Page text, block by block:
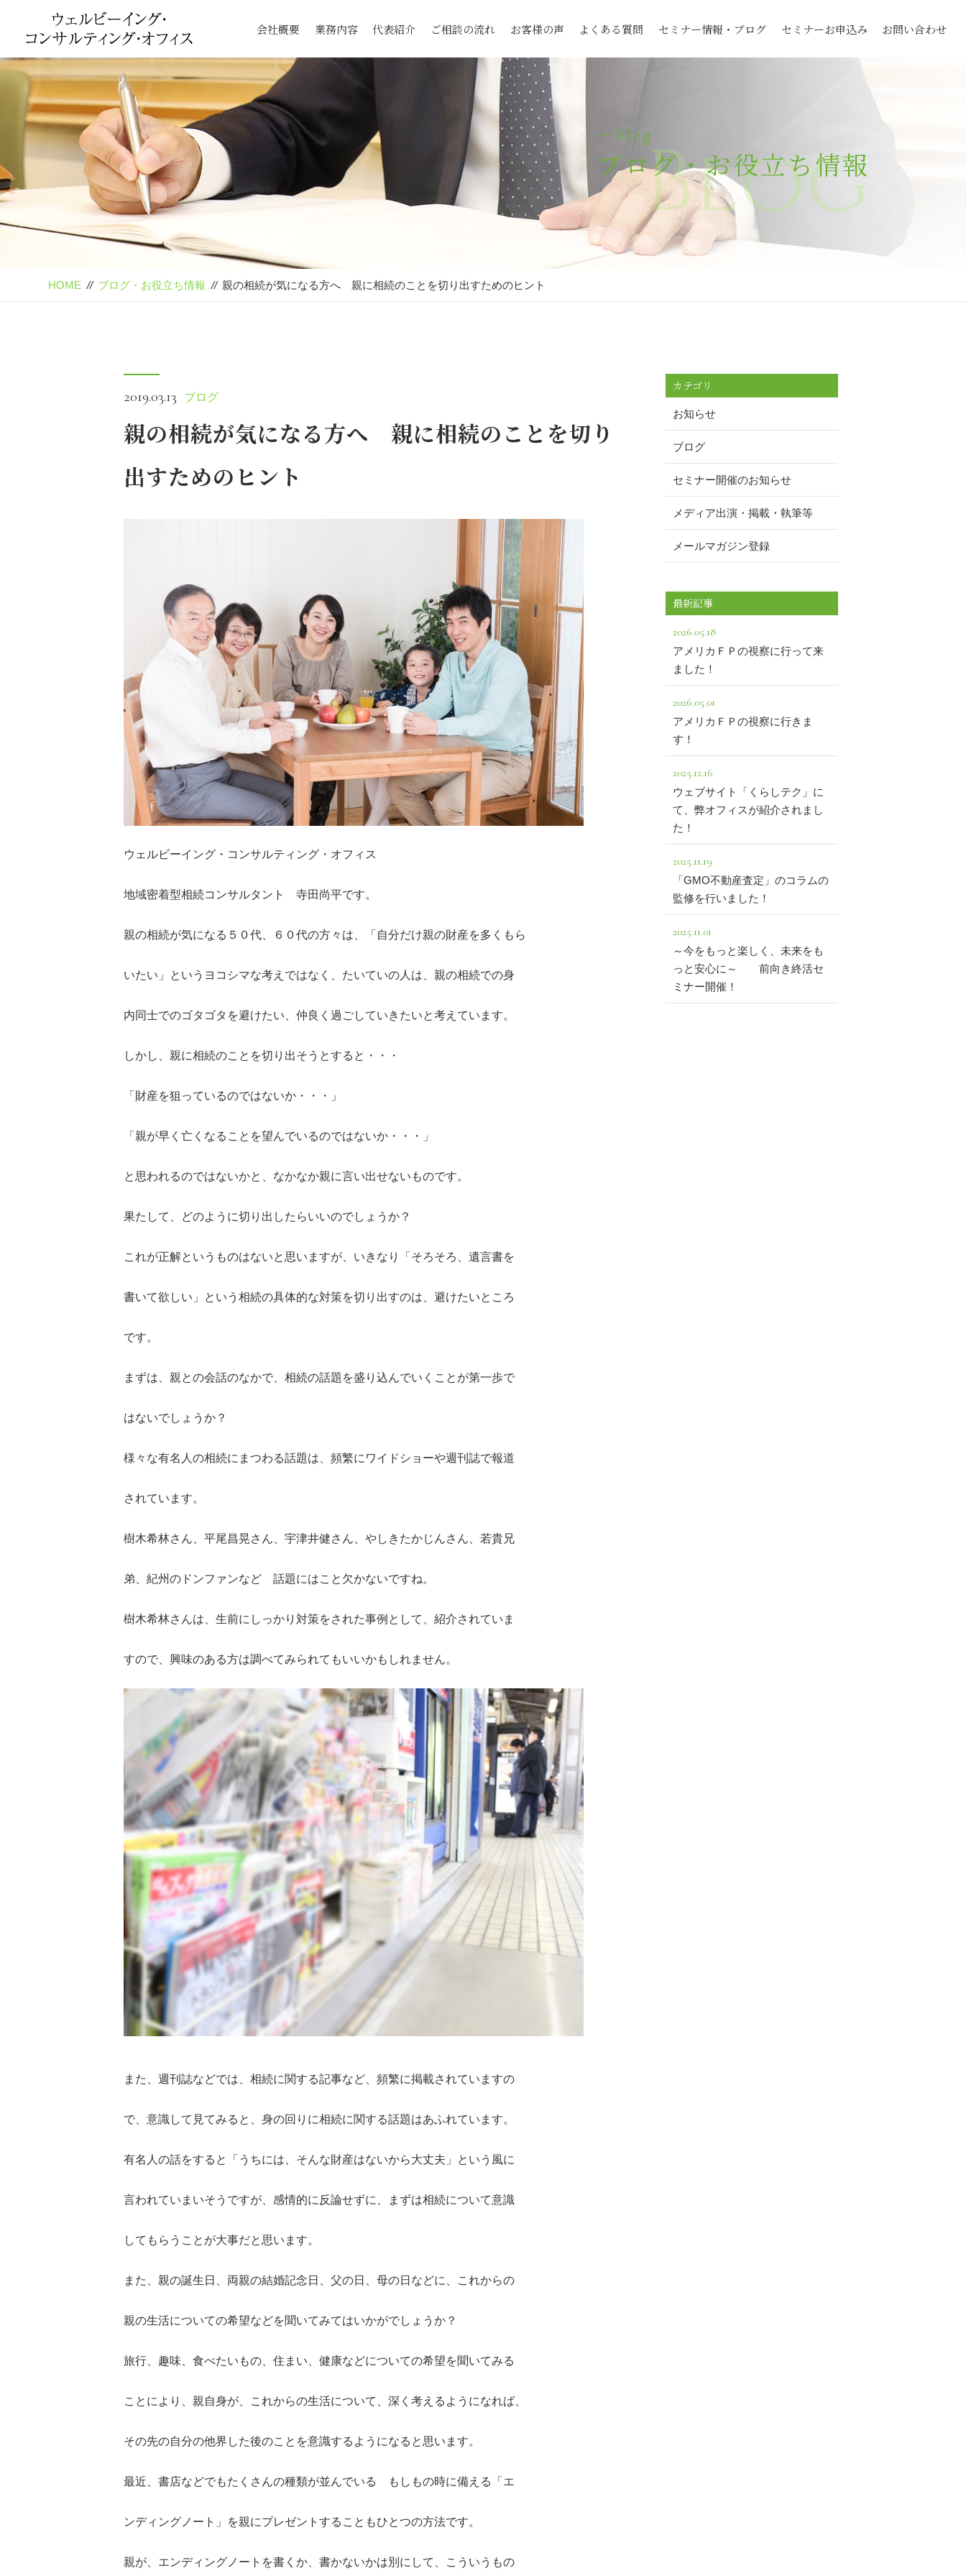
会社概要 業務内容 代表紹介 ご相談の流れ お客様の声 よくある質問 セミナー情報・ブログ セミナーお申込み お問い合わせ
Blog
ブログ・お役立ち情報
Blog
HOME // ブログ・お役立ち情報 // 親の相続が気になる方へ 親に相続のことを切り出すためのヒント
2019.03.13 ブログ
親の相続が気になる方へ 親に相続のことを切り
出すためのヒント
ウェルビーイング・コンサルティング・オフィス
地域密着型相続コンサルタント 寺田尚平です。
親の相続が気になる５０代、６０代の方々は、「自分だけ親の財産を多くもら
いたい」というヨコシマな考えではなく、たいていの人は、親の相続での身
内同士でのゴタゴタを避けたい、仲良く過ごしていきたいと考えています。
しかし、親に相続のことを切り出そうとすると・・・
「財産を狙っているのではないか・・・」
「親が早く亡くなることを望んでいるのではないか・・・」
と思われるのではないかと、なかなか親に言い出せないものです。
果たして、どのように切り出したらいいのでしょうか？
これが正解というものはないと思いますが、いきなり「そろそろ、遺言書を
書いて欲しい」という相続の具体的な対策を切り出すのは、避けたいところ
です。
まずは、親との会話のなかで、相続の話題を盛り込んでいくことが第一歩で
はないでしょうか？
様々な有名人の相続にまつわる話題は、頻繁にワイドショーや週刊誌で報道
されています。
樹木希林さん、平尾昌晃さん、宇津井健さん、やしきたかじんさん、若貴兄
弟、紀州のドンファンなど 話題にはこと欠かないですね。
樹木希林さんは、生前にしっかり対策をされた事例として、紹介されていま
すので、興味のある方は調べてみられてもいいかもしれません。
また、週刊誌などでは、相続に関する記事など、頻繁に掲載されていますの
で、意識して見てみると、身の回りに相続に関する話題はあふれています。
有名人の話をすると「うちには、そんな財産はないから大丈夫」という風に
言われていまいそうですが、感情的に反論せずに、まずは相続について意識
してもらうことが大事だと思います。
また、親の誕生日、両親の結婚記念日、父の日、母の日などに、これからの
親の生活についての希望などを聞いてみてはいかがでしょうか？
旅行、趣味、食べたいもの、住まい、健康などについての希望を聞いてみる
ことにより、親自身が、これからの生活について、深く考えるようになれば、
その先の自分の他界した後のことを意識するようになると思います。
最近、書店などでもたくさんの種類が並んでいる もしもの時に備える「エ
ンディングノート」を親にプレゼントすることもひとつの方法です。
親が、エンディングノートを書くか、書かないかは別にして、こういうもの
カテゴリ
お知らせ
ブログ
セミナー開催のお知らせ
メディア出演・掲載・執筆等
メールマガジン登録
最新記事
2026.05.18
アメリカＦＰの視察に行って来
ました！
2026.05.01
アメリカＦＰの視察に行きま
す！
2025.12.16
ウェブサイト「くらしテク」に
て、弊オフィスが紹介されまし
た！
2025.11.19
「GMO不動産査定」のコラムの
監修を行いました！
2025.11.01
～今をもっと楽しく、未来をも
っと安心に～ 前向き終活セ
ミナー開催！